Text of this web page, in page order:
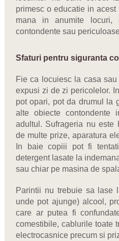
primesc o educatie in
mana in anumite
contondente sau
Sfaturi pentru siguranta
Fie ca locuiesc la casa
expusi zi de zi pericolelor.
pot opari, pot da drumul la
alte obiecte contondente
adultul. Sufrageria nu
de multe prize, aparatura
In baie copiii pot fi
detergent lasate la
sau chiar pe masina de
Parintii nu trebuie sa lase
unde pot ajunge) alcool,
care ar putea fi
comestibile, cablurile toate
electrocasnice precum si